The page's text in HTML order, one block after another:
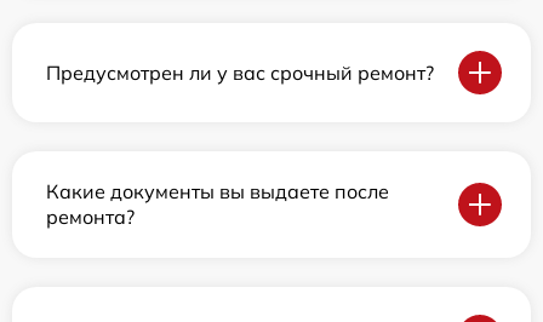
Предусмотрен ли у вас срочный ремонт?
Какие документы вы выдаете после
ремонта?